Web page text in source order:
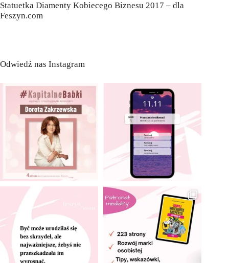
Statuetka Diamenty Kobiecego Biznesu 2017 – dla
Feszyn.com
Odwiedź nas Instagram